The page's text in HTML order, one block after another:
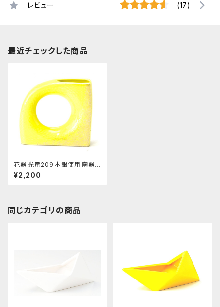
レビュー (17)
最近チェックした商品
花器 光竜209 本銀使用 陶器
水盤 花瓶 コンポーネント フラ
ワーベース
¥2,200
同じカテゴリの商品